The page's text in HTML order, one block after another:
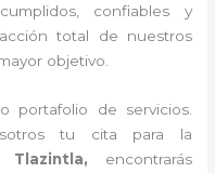
confiables y
total de nuestros
objetivo.
portafolio de servicios.
tu cita para la
Tlazintla, encontrarás